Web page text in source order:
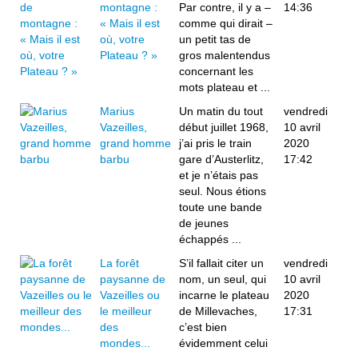
montagne :
« Mais il est
où, votre
Plateau ? »
Par contre, il y a –
comme qui dirait –
un petit tas de
gros malentendus
concernant les
mots plateau et ...
14:36
Marius
Vazeilles,
grand homme
barbu
Un matin du tout
début juillet 1968,
j’ai pris le train
gare d’Austerlitz,
et je n’étais pas
seul. Nous étions
toute une bande
de jeunes
échappés ...
vendredi
10 avril
2020
17:42
La forêt
paysanne de
Vazeilles ou
le meilleur
des
mondes...
S’il fallait citer un
nom, un seul, qui
incarne le plateau
de Millevaches,
c’est bien
évidemment celui
vendredi
10 avril
2020
17:31